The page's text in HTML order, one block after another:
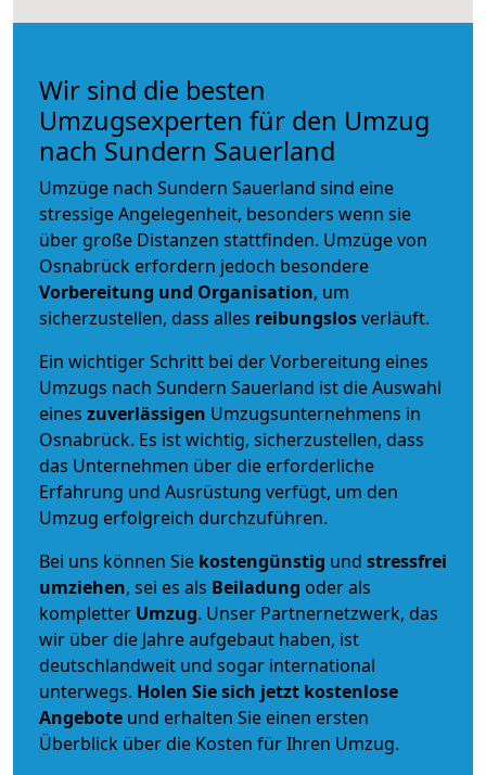
Wir sind die besten
Umzugsexperten für den Umzug
nach Sundern Sauerland
Umzüge nach Sundern Sauerland sind eine
stressige Angelegenheit, besonders wenn sie
über große Distanzen stattfinden. Umzüge von
Osnabrück erfordern jedoch besondere
Vorbereitung und Organisation, um
sicherzustellen, dass alles reibungslosverläuft.
Ein wichtiger Schritt bei der Vorbereitung eines
Umzugs nach Sundern Sauerland ist die Auswahl
eines zuverlässigen Umzugsunternehmens in
Osnabrück. Es ist wichtig, sicherzustellen, dass
das Unternehmen über die erforderliche
Erfahrung und Ausrüstung verfügt, um den
Umzug erfolgreich durchzuführen.
Bei uns können Sie kostengünstig und stressfrei
umziehen, sei es als Beiladung oder als
kompletter Umzug. Unser Partnernetzwerk, das
wir über die Jahre aufgebaut haben, ist
deutschlandweit und sogar international
unterwegs. Holen Sie sich jetzt kostenlose
Angebote und erhalten Sie einen ersten
Überblick über die Kosten für Ihren Umzug.